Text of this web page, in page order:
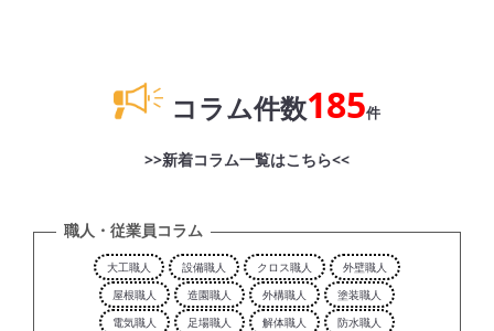
コラム件数185件
>>新着コラム一覧はこちら<<
職人・従業員コラム
大工職人 設備職人 クロス職人
外壁職人
屋根職人
造園職人 外構職人
塗装職人
電気職人
足場職人 解体職人
防水職人